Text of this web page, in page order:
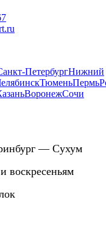
ПетербургНижний
ТюменьПермь
ВоронежСочи
— Сухум
воскресеньям